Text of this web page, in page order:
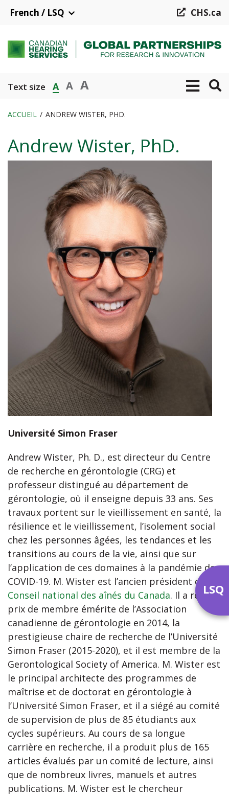
principal
French / LSQ CHS.ca
Text size A A A
d'Ariane
ACCUEIL ANDREW WISTER, PHD.
Andrew Wister, PhD.
Université Simon Fraser
Andrew Wister, Ph. D., est directeur du Centre
de recherche en gérontologie (CRG) et
professeur distingué au département de
gérontologie, où il enseigne depuis 33 ans. Ses
travaux portent sur le vieillissement en santé, la
résilience et le vieillissement, l’isolement social
chez les personnes âgées, les tendances et les
transitions au cours de la vie, ainsi que sur
l’application de ces domaines à la pandémie de
COVID-19. M. Wister est l’ancien président du
Conseil national des aînés du Canada. Il a reçu le
prix de membre émérite de l’Association
canadienne de gérontologie en 2014, la
prestigieuse chaire de recherche de l’Université
Simon Fraser (2015-2020), et il est membre de la
Gerontological Society of America. M. Wister est
le principal architecte des programmes de
maîtrise et de doctorat en gérontologie à
l’Université Simon Fraser, et il a siégé au comité
de supervision de plus de 85 étudiants aux
cycles supérieurs. Au cours de sa longue
carrière en recherche, il a produit plus de 165
articles évalués par un comité de lecture, ainsi
que de nombreux livres, manuels et autres
publications. M. Wister est le chercheur
LSQ